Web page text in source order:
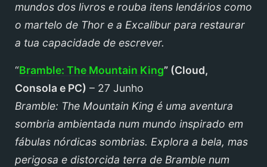
mundos dos livros e rouba itens lendários como
o martelo de Thor e a Excalibur para restaurar
a tua capacidade de escrever.
“Bramble: The Mountain King” (Cloud,
Consola e PC) – 27 Junho
Bramble: The Mountain King é uma aventura
sombria ambientada num mundo inspirado em
fábulas nórdicas sombrias. Explora a bela, mas
perigosa e distorcida terra de Bramble num